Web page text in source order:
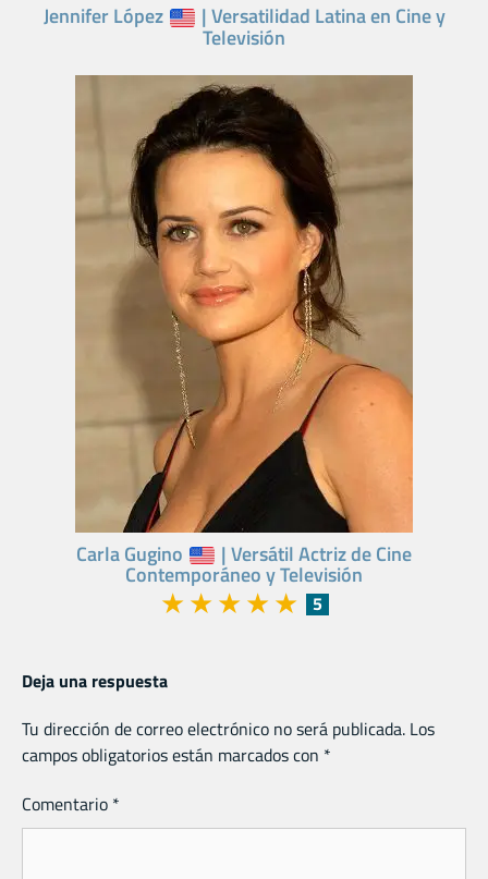
Jennifer López | Versatilidad Latina en Cine y
Televisión
Carla Gugino | Versátil Actriz de Cine
Contemporáneo y Televisión
★★★★★ 5
Deja una respuesta
Tu dirección de correo electrónico no será publicada. Los
campos obligatorios están marcados con *
Comentario *